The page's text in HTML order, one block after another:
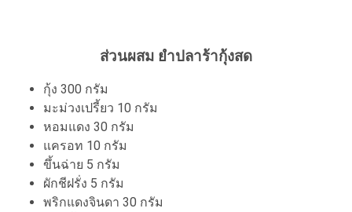
ส่วนผสม ยำปลาร้ากุ้งสด
กุ้ง 300 กรัม
มะม่วงเปรี้ยว 10 กรัม
หอมแดง 30 กรัม
แครอท 10 กรัม
ขึ้นฉ่าย 5 กรัม
ผักชีฝรั่ง 5 กรัม
พริกแดงจินดา 30 กรัม